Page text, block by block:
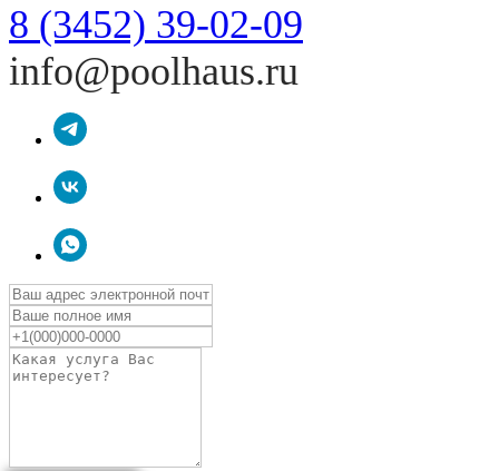
8 (3452) 39-02-09
info@poolhaus.ru